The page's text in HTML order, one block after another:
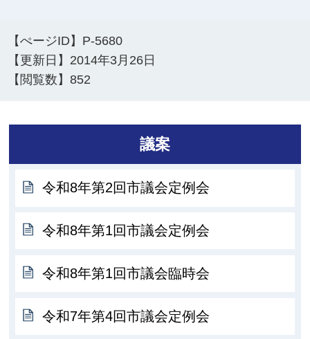
【ぺージID】 P-5680
【更新日】 2014年3月26日
【閲覧数】852
議案
令和8年第2回市議会定例会
令和8年第1回市議会定例会
令和8年第1回市議会臨時会
令和7年第4回市議会定例会